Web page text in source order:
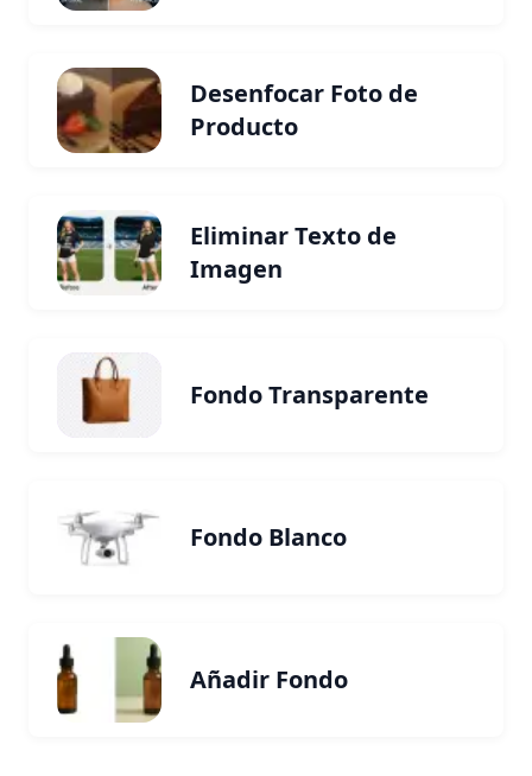
Desenfocar Foto de
Producto
Eliminar Texto de
Imagen
Fondo Transparente
Fondo Blanco
Añadir Fondo